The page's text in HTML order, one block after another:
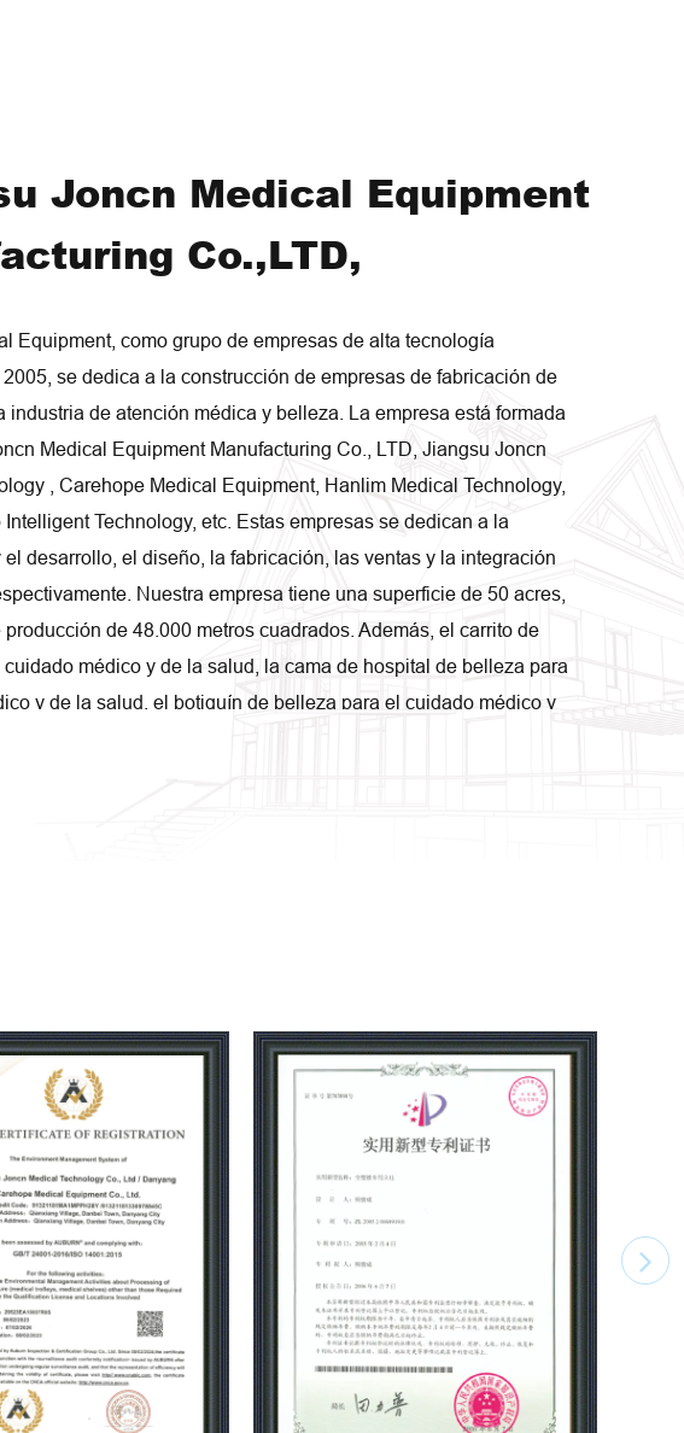
Joncn Medical Equipment
Co.,LTD,
Equipment, como grupo de empresas de alta tecnología
se dedica a la construcción de empresas de fabricación de
industria de atención médica y belleza. La empresa está formada
Medical Equipment Manufacturing Co., LTD, Jiangsu Joncn
, Carehope Medical Equipment, Hanlim Medical Technology,
Technology, etc. Estas empresas se dedican a la
desarrollo, el diseño, la fabricación, las ventas y la integración
Nuestra empresa tiene una superficie de 50 acres,
de 48.000 metros cuadrados. Además, el carrito de
médico y de la salud, la cama de hospital de belleza para
y de la salud, el botiquín de belleza para el cuidado médico y
con un taller estándar completo de productos JEMP, un taller de
Taller de procesamiento de chapa, taller de moldes, taller
piezas JEMP, lo que reduce aún más el costo de los productos.
por inyección comienza la producción a partir de materias
de producción diaria es de aproximadamente 5,000
de belleza para el cuidado médico y de la salud, somos una
con mayor capacidad de producción en China.
pasado la certificación obligatoria nacional 3C nativa de
de sistema de gestión ISO9001, ISO14001, ISO45001,
CE ROHS1.2.3.4. certificación, presentación de registro de
de producción, etc. Joncn Medical Equipment siempre
a la filosofía corporativa de "Somos fabricantes y sabemos cómo